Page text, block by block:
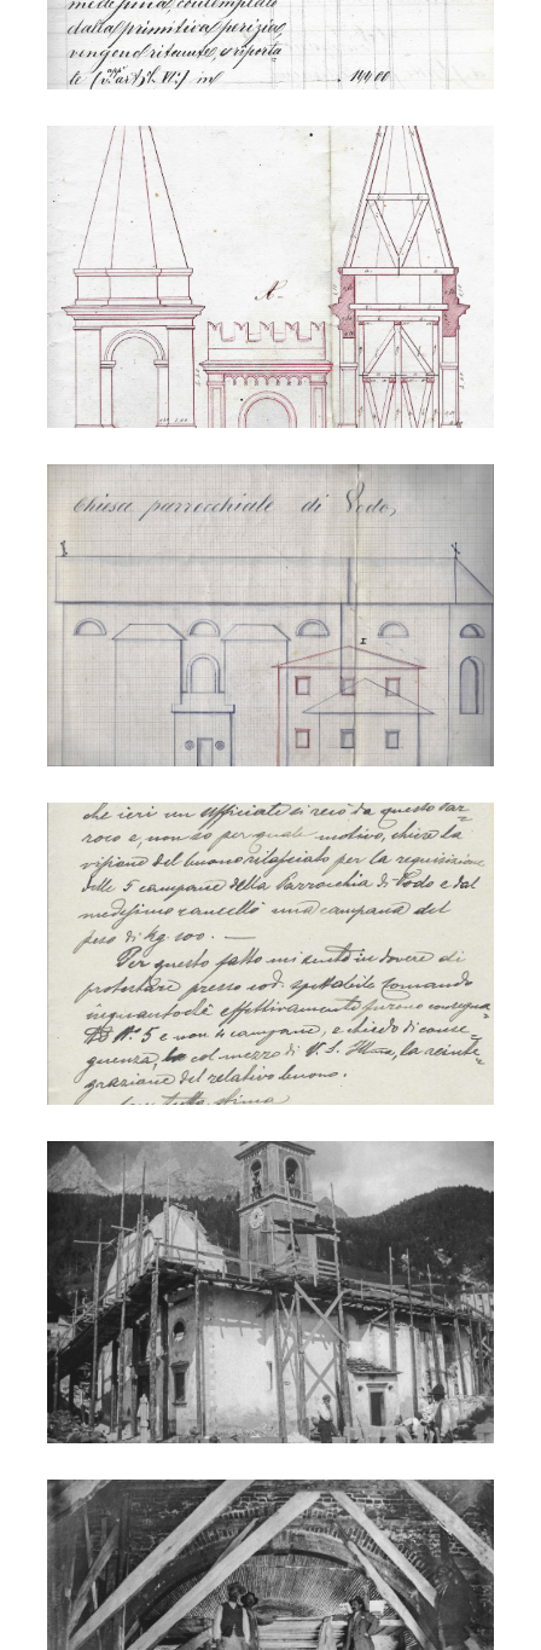
S. Lucia - campanile
S. Lucia - sacrestia
S. Lucia - campane
S. Lucia - ricostruzione
S. Lucia - ricostruzione